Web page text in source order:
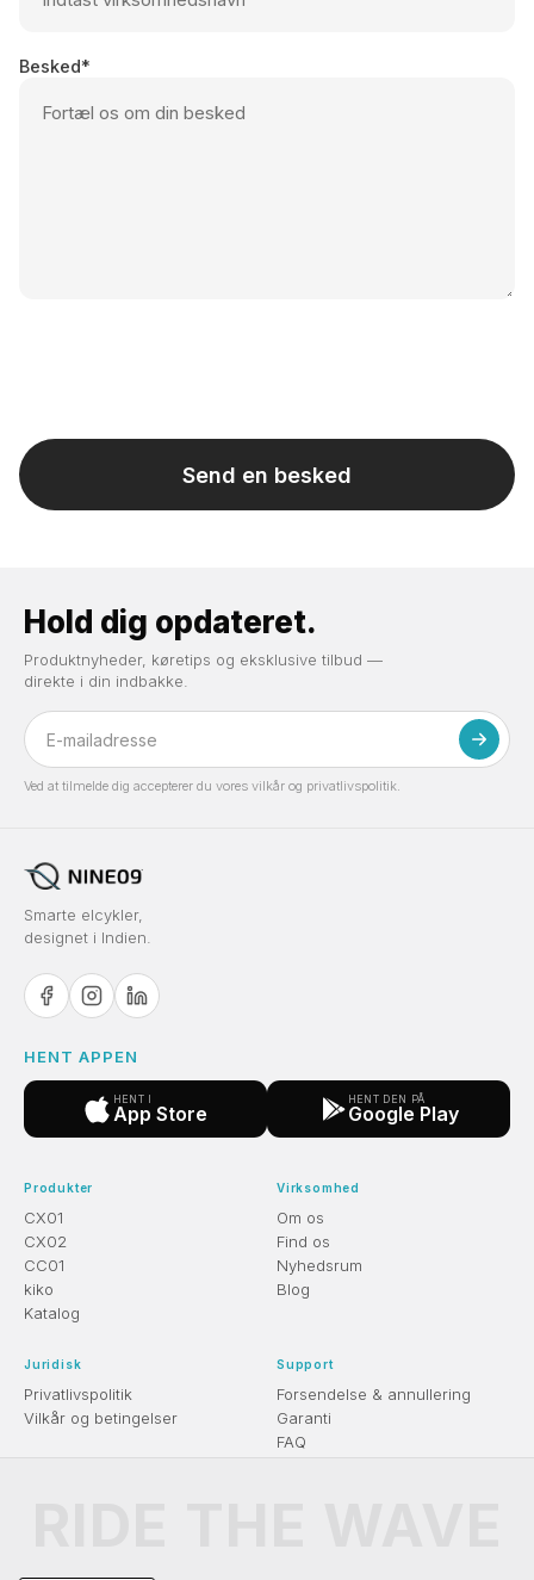
Besked
Send en besked
Hold dig opdateret.
Produktnyheder, køretips og eksklusive tilbud —
direkte i din indbakke.
Ved at tilmelde dig accepterer du vores vilkår og privatlivspolitik.
Smarte elcykler,
designet i Indien.
HENT APPEN
HENT I
App Store
HENT DEN PÅ
Google Play
Produkter
CX01
CX02
CC01
kiko
Katalog
Virksomhed
Om os
Find os
Nyhedsrum
Blog
Juridisk
Privatlivspolitik
Vilkår og betingelser
Support
Forsendelse & annullering
Garanti
FAQ